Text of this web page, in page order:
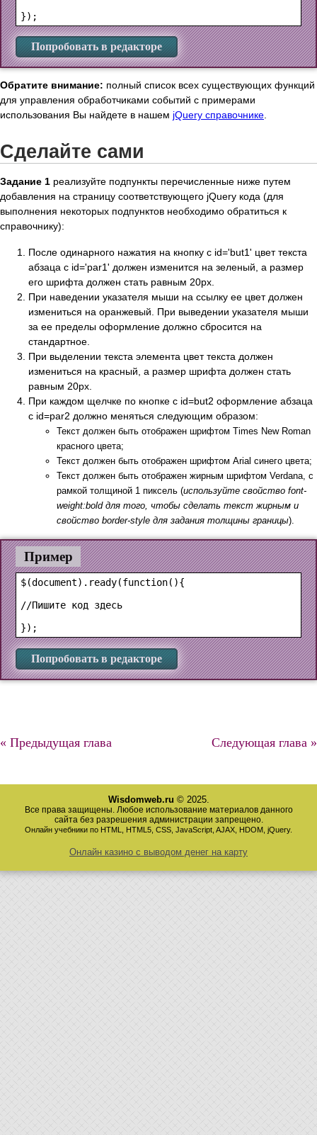
Попробовать в редакторе
Обратите внимание: полный список всех существующих функций
для управления обработчиками событий с примерами
использования Вы найдете в нашем jQuery справочнике.
Сделайте сами
Задание 1 реализуйте подпункты перечисленные ниже путем
добавления на страницу соответствующего jQuery кода (для
выполнения некоторых подпунктов необходимо обратиться к
справочнику):
После одинарного нажатия на кнопку с id='but1' цвет текста
абзаца с id='par1' должен изменится на зеленый, а размер
его шрифта должен стать равным 20px.
При наведении указателя мыши на ссылку ее цвет должен
измениться на оранжевый. При выведении указателя мыши
за ее пределы оформление должно сбросится на
стандартное.
При выделении текста элемента цвет текста должен
измениться на красный, а размер шрифта должен стать
равным 20px.
При каждом щелчке по кнопке с id=but2 оформление абзаца
с id=par2 должно меняться следующим образом:
Текст должен быть отображен шрифтом Times New Roman
красного цвета;
Текст должен быть отображен шрифтом Arial синего цвета;
Текст должен быть отображен жирным шрифтом Verdana, с
рамкой толщиной 1 пиксель (используйте свойство font-
weight:bold для того, чтобы сделать текст жирным и
свойство border-style для задания толщины границы).
Пример
$(document).ready(function(){
//Пишите код здесь
Попробовать в редакторе
« Предыдущая глава Следующая глава »
Wisdomweb.ru © 2025.
Все права защищены. Любое использование материалов данного
сайта без разрешения администрации запрещено.
Онлайн учебники по HTML, HTML5, CSS, JavaScript, AJAX, HDOM, jQuery.
Онлайн казино с выводом денег на карту